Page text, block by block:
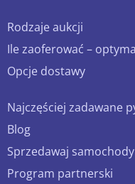
Rodzaje aukcji
Ile zaoferować –
Opcje dostawy
Najczęściej zadawane
Blog
Sprzedawaj
Program partnerski